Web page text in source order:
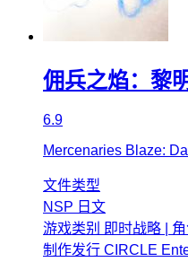
佣兵之焰：黎
6.9
Mercenaries Blaze:
文件类型
NSP 日文
游戏类别
即时战略 |
制作发行 CIRCLE